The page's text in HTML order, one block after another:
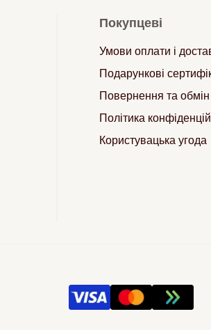
Покупцеві
Умови оплати і
Подарункові
Повернення та
Політика
Користувацька угода